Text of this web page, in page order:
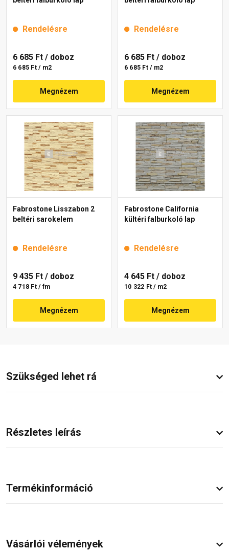
Rendelésre
6 685 Ft / doboz
6 685 Ft / m2
Megnézem
Rendelésre
6 685 Ft / doboz
6 685 Ft / m2
Megnézem
Fabrostone Lisszabon 2
beltéri sarokelem
Rendelésre
9 435 Ft / doboz
4 718 Ft / fm
Megnézem
Fabrostone California
kültéri falburkoló lap
Rendelésre
4 645 Ft / doboz
10 322 Ft / m2
Megnézem
Szükséged lehet rá
Részletes leírás
Termékinformáció
Vásárlói vélemények